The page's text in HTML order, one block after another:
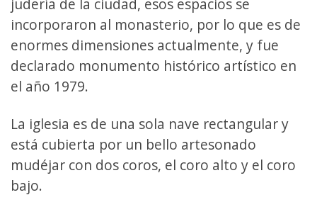
incorporaron al monasterio, por lo que es de
enormes dimensiones actualmente, y fue
declarado monumento histórico artístico en
el año 1979.
La iglesia es de una sola nave rectangular y
está cubierta por un bello artesonado
mudéjar con dos coros, el coro alto y el coro
bajo.